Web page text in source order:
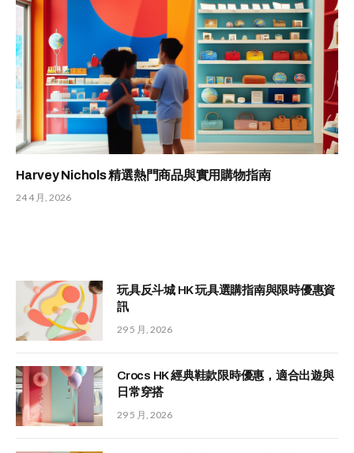
Harvey Nichols 精選熱門商品與實用購物指南
24 4 月, 2026
玩具反斗城 HK 玩具選購指南與限時優惠資
訊
29 5 月, 2026
Crocs HK 經典鞋款限時優惠，適合出遊與
日常穿搭
29 5 月, 2026